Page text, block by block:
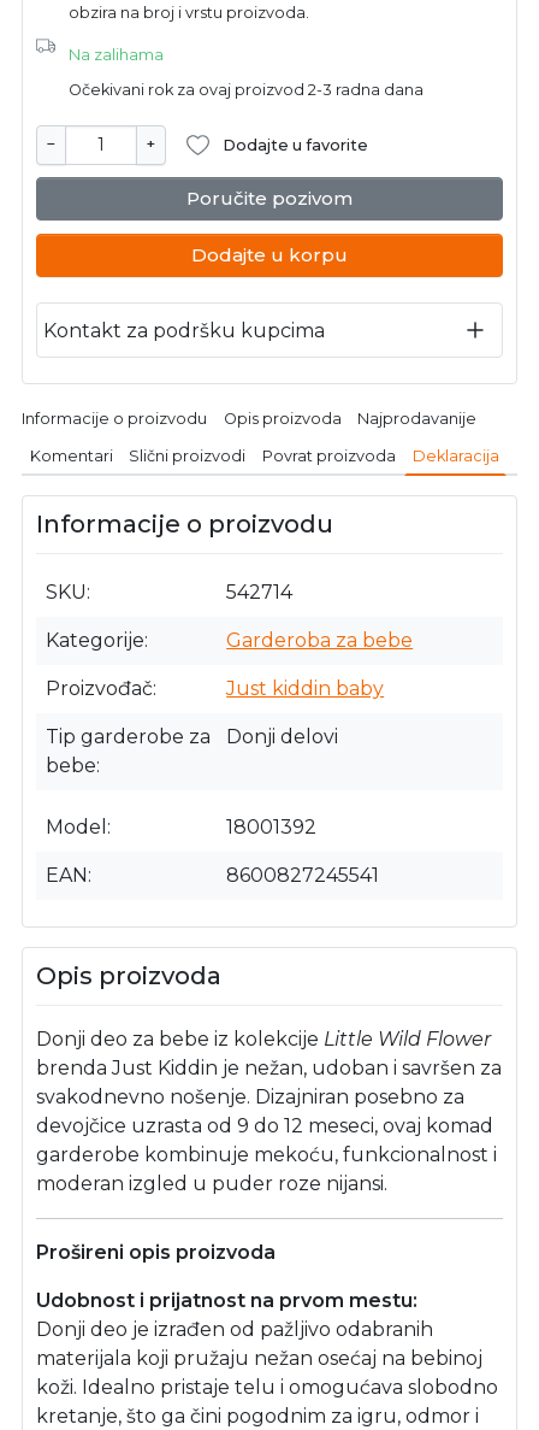
obzira na broj i vrstu proizvoda.
Na zalihama
Očekivani rok za ovaj proizvod 2-3 radna dana
− + Dodajte u favorite
Poručite pozivom
Dodajte u korpu
Kontakt za podršku kupcima
Informacije o proizvodu Opis proizvoda Najprodavanije
Komentari Slični proizvodi Povrat proizvoda Deklaracija
Informacije o proizvodu
SKU 542714
Kategorije Garderoba za bebe
Proizvođač Just kiddin baby
Tip garderobe za
bebe
Donji delovi
Model 18001392
EAN 8600827245541
Opis proizvoda
Donji deo za bebe iz kolekcije Little Wild Flower
brenda Just Kiddin je nežan, udoban i savršen za
svakodnevno nošenje. Dizajniran posebno za
devojčice uzrasta od 9 do 12 meseci, ovaj komad
garderobe kombinuje mekoću, funkcionalnost i
moderan izgled u puder roze nijansi.
Prošireni opis proizvoda
Udobnost i prijatnost na prvom mestu:
Donji deo je izrađen od pažljivo odabranih
materijala koji pružaju nežan osećaj na bebinoj
koži. Idealno pristaje telu i omogućava slobodno
kretanje, što ga čini pogodnim za igru, odmor i